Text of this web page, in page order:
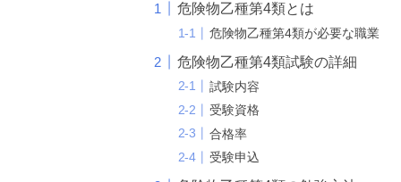
危険物乙種第4類とは
危険物乙種第4類が必要な職業
危険物乙種第4類試験の詳細
試験内容
受験資格
合格率
受験申込